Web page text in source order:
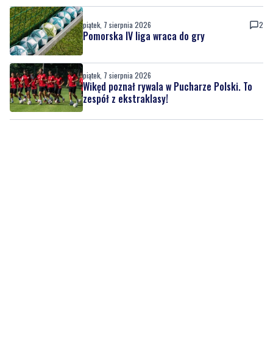
piątek, 7 sierpnia 2026 2
Pomorska IV liga wraca do gry
piątek, 7 sierpnia 2026
Wikęd poznał rywala w Pucharze Polski. To
zespół z ekstraklasy!